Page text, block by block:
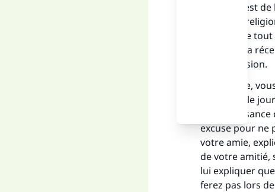
première est
par notre
abstenir de
concerne la
cette occasion.
En principe,
soit remis le
excuse pour ne
votre amie,
de votre amitié,
lui expliquer
ferez pas lors